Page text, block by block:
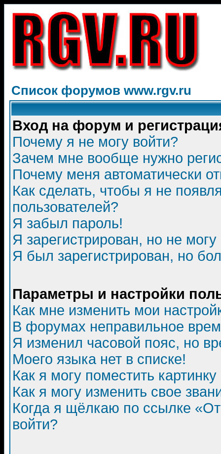
Список форумов www.rgv.ru
Вход на форум и
Почему я не могу войти?
Зачем мне вообще нужно
Почему меня автоматически
Как сделать, чтобы я не
пользователей?
Я забыл пароль!
Я зарегистрирован, но не могу
Я был зарегистрирован, но
Параметры и настройки
Как мне изменить мои
В форумах неправильное
Я изменил часовой пояс, но
Моего языка нет в списке!
Как я могу поместить
Как я могу изменить свое
Когда я щёлкаю по ссылке
войти?